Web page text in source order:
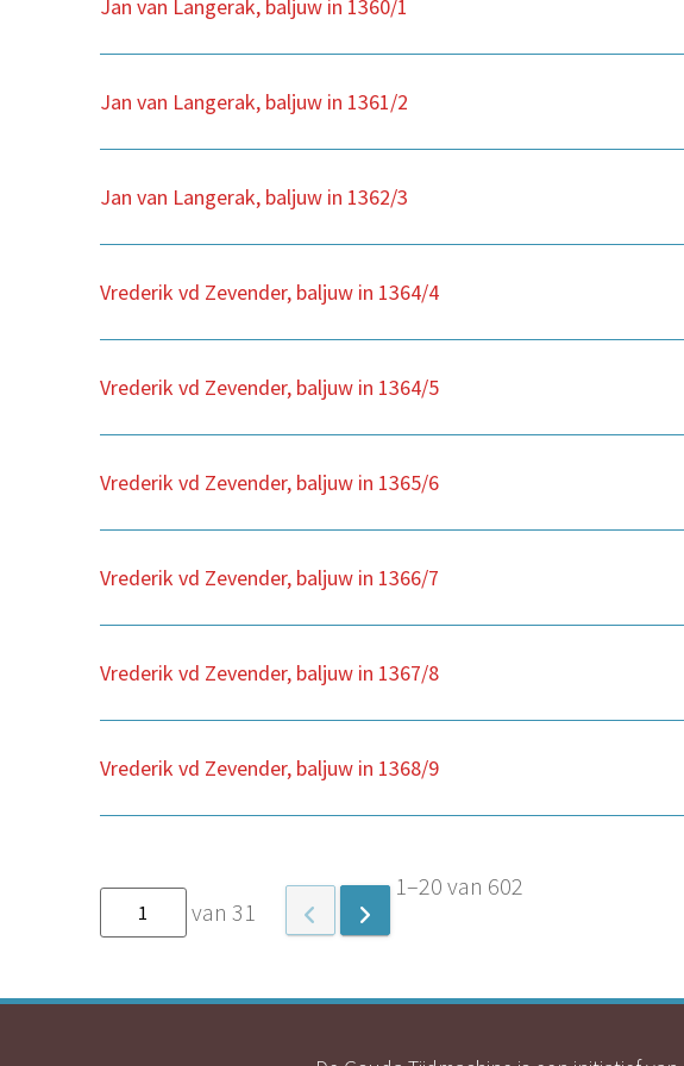
Jan van Langerak, baljuw in 1360/1
Jan van Langerak, baljuw in 1361/2
Jan van Langerak, baljuw in 1362/3
Vrederik vd Zevender, baljuw in 1364/4
Vrederik vd Zevender, baljuw in 1364/5
Vrederik vd Zevender, baljuw in 1365/6
Vrederik vd Zevender, baljuw in 1366/7
Vrederik vd Zevender, baljuw in 1367/8
Vrederik vd Zevender, baljuw in 1368/9
van 31
1–20 van 602